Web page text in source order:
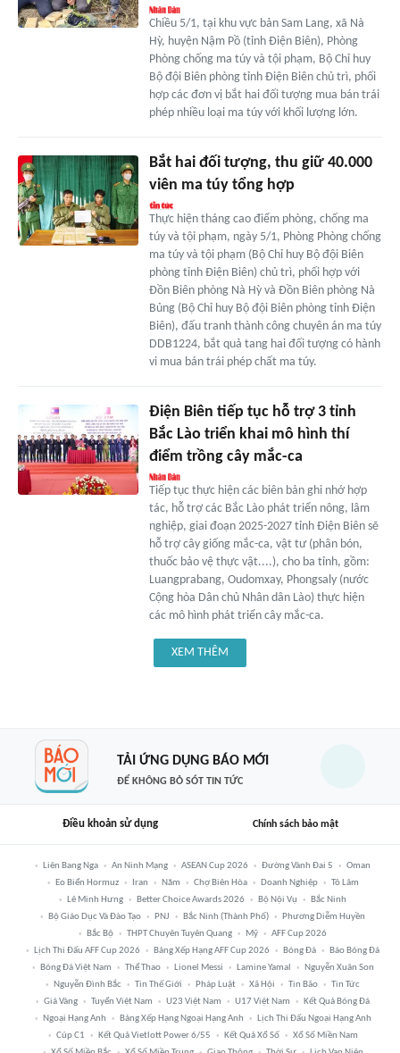
Chiều 5/1, tại khu vực bản Sam Lang, xã Nà
Hỳ, huyện Nậm Pồ (tỉnh Điện Biên), Phòng
Phòng chống ma túy và tội phạm, Bộ Chỉ huy
Bộ đội Biên phòng tỉnh Điện Biên chủ trì, phối
hợp các đơn vị bắt hai đối tượng mua bán trái
phép nhiều loại ma túy với khối lượng lớn.
Bắt hai đối tượng, thu giữ 40.000
viên ma túy tổng hợp
Thực hiện tháng cao điểm phòng, chống ma
túy và tội phạm, ngày 5/1, Phòng Phòng chống
ma túy và tội phạm (Bộ Chỉ huy Bộ đội Biên
phòng tỉnh Điện Biên) chủ trì, phối hợp với
Đồn Biên phòng Nà Hỳ và Đồn Biên phòng Nà
Bủng (Bộ Chỉ huy Bộ đội Biên phòng tỉnh Điện
Biên), đấu tranh thành công chuyên án ma túy
DDB1224, bắt quả tang hai đối tượng có hành
vi mua bán trái phép chất ma túy.
Điện Biên tiếp tục hỗ trợ 3 tỉnh
Bắc Lào triển khai mô hình thí
điểm trồng cây mắc-ca
Tiếp tục thực hiện các biên bản ghi nhớ hợp
tác, hỗ trợ các Bắc Lào phát triển nông, lâm
nghiệp, giai đoạn 2025-2027 tỉnh Điện Biên sẽ
hỗ trợ cây giống mắc-ca, vật tư (phân bón,
thuốc bảo vệ thực vật....), cho ba tỉnh, gồm:
Luangprabang, Oudomxay, Phongsaly (nước
Cộng hòa Dân chủ Nhân dân Lào) thực hiện
các mô hình phát triển cây mắc-ca.
XEM THÊM
TẢI ỨNG DỤNG BÁO MỚI
ĐỂ KHÔNG BỎ SÓT TIN TỨC
Điều khoản sử dụng Chính sách bảo mật
Liên Bang Nga An Ninh Mạng ASEAN Cup 2026 Đường Vành Đai 5
Oman
Eo Biển Hormuz
Iran Năm Chợ Biên Hòa Doanh Nghiệp
Tô Lâm
Lê Minh Hưng
Better Choice Awards 2026 Bộ Nội Vụ
Bắc Ninh
Bộ Giáo Dục Và Đào Tạo
PNJ Bắc Ninh (thành Phố)
Phương Diễm Huyền
Bắc Bộ
THPT Chuyên Tuyên Quang Mỹ
AFF Cup 2026
Lịch Thi Đấu AFF Cup 2026
Bảng Xếp Hạng AFF Cup 2026 Bóng Đá
Báo Bóng Đá
Bóng Đá Việt Nam
Thể Thao Lionel Messi Lamine Yamal
Nguyễn Xuân Son
Nguyễn Đình Bắc
Tin Thế Giới Pháp Luật Xã Hội Tin Bão
Tin Tức
Giá Vàng
Tuyển Việt Nam U23 Việt Nam U17 Việt Nam
Kết Quả Bóng Đá
Ngoại Hạng Anh
Bảng Xếp Hạng Ngoại Hạng Anh
Lịch Thi Đấu Ngoại Hạng Anh
Cúp C1
Kết Quả Vietlott Power 6/55 Kết Quả Xổ Số
Xổ Số Miền Nam